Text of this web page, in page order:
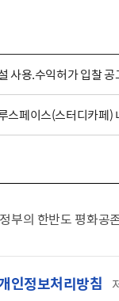
사용.수익허가 입찰 공
부의 한반도 평화공
인정보처리방침